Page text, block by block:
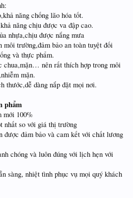
năng chống lão hóa tốt.
năng chịu được va đập cao.
nhựa,chịu được nắng mưa
trường,đảm bảo an toàn tuyệt đối
và thực phẩm.
chua,mặn… nên rất thích hợp trong môi
mặn.
thước,dễ dàng nắp đặt mọi nơi.
phẩm
mới 100%
nhất so với giá thị trường
được đảm bảo và cam kết với chất lương
chóng và luôn đúng với lịch hẹn với
sàng, nhiệt tình phục vụ mọi quý khách